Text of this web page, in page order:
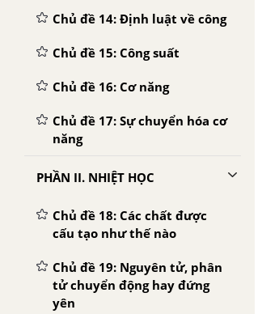
Chủ đề 14: Định luật về công
Chủ đề 15: Công suất
Chủ đề 16: Cơ năng
Chủ đề 17: Sự chuyển hóa cơ
năng
PHẦN II. NHIỆT HỌC
Chủ đề 18: Các chất được
cấu tạo như thế nào
Chủ đề 19: Nguyên tử, phân
tử chuyển động hay đứng
yên